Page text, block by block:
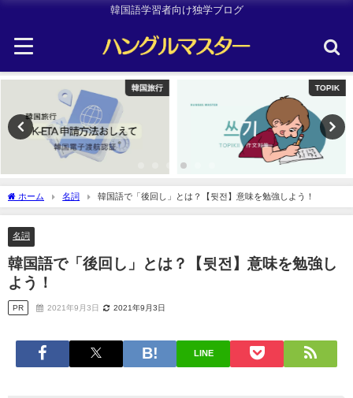
韓国語学習者向け独学ブログ
TOPIK Uncategorized
ホーム 名詞 韓国語で「後回し」とは？【뒷전】意味を勉強しよう！
名詞
韓国語で「後回し」とは？【뒷전】意味を勉強し
よう！
PR 2021年9月3日 2021年9月3日
LINE